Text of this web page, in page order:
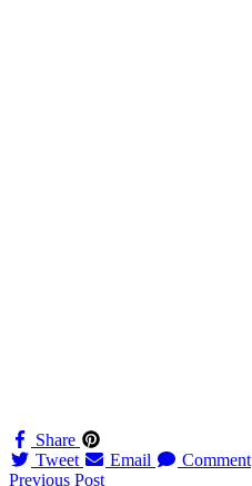
Share
Tweet
Email Comment
Previous Post